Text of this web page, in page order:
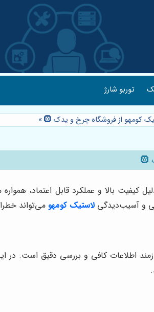
توربو شارژ
کومهو از فروشگاه چرخ و یدک 🛞 »
کیفیت بالا و عملکرد قابل اعتماد،
و آسیب‌دیدگی لاستیک کومهومی‌تواند
اطلاعات کافی و بررسی دقیق است. در